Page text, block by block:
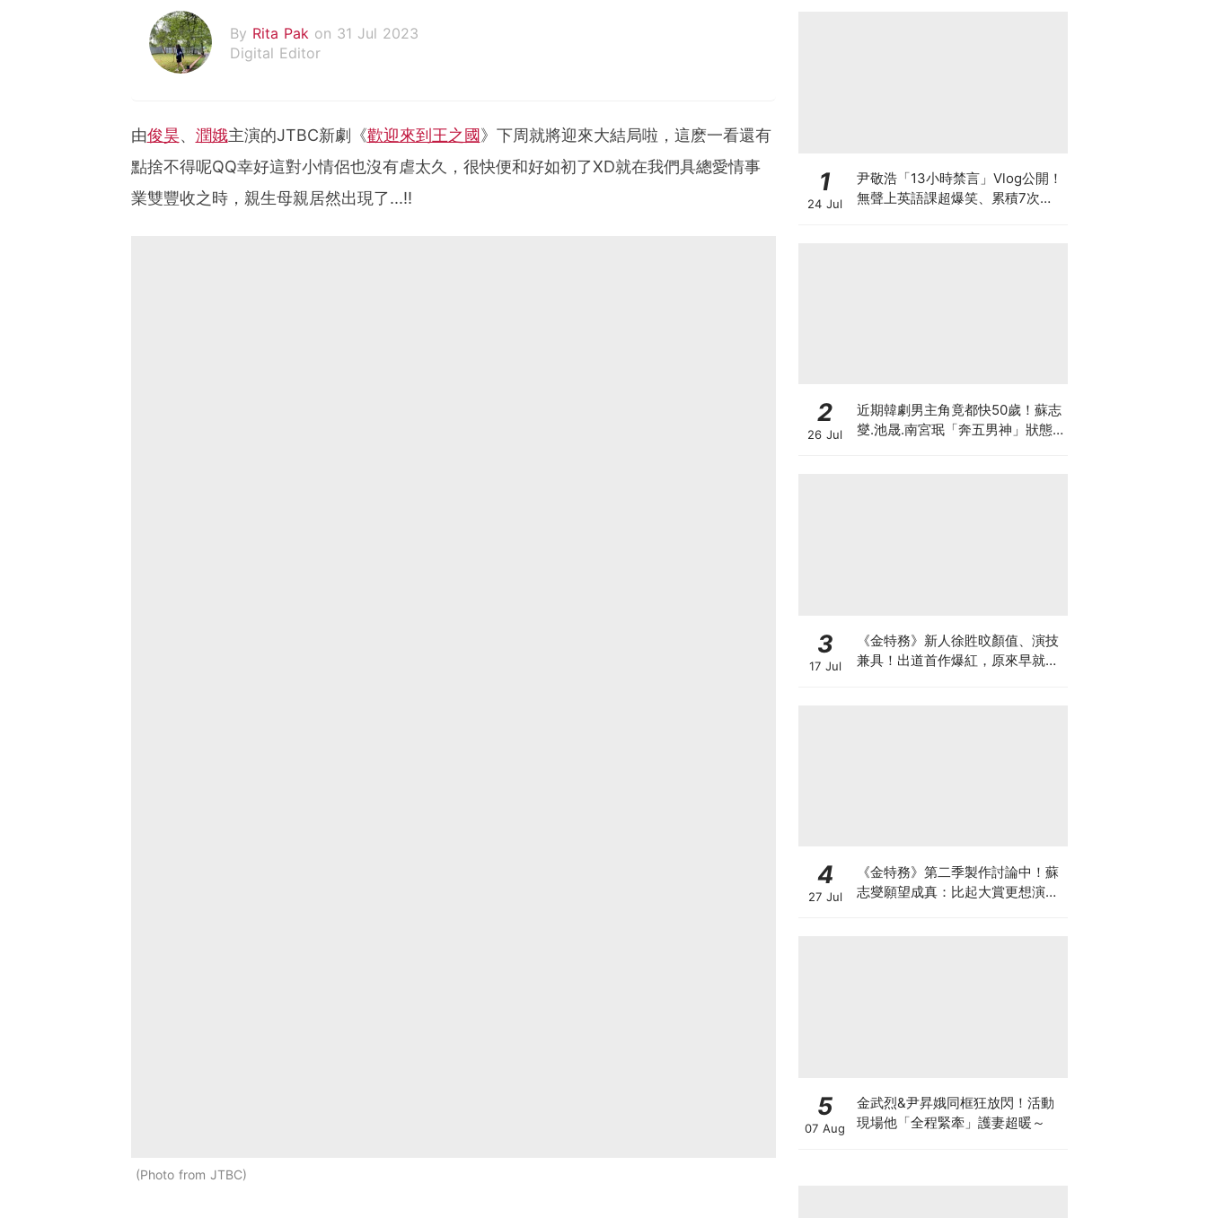
By Rita Pak on 31 Jul 2023
Digital Editor
由俊昊、 潤娥主演的JTBC新劇《歡迎來到王之國》下周就將迎來大結局啦，這麽一看還有
點捨不得呢QQ幸好這對小情侶也沒有虐太久，很快便和好如初了XD就在我們具總愛情事
業雙豐收之時，親生母親居然出現了...!!
Photo from JTBC
1
24 Jul
尹敬浩「13小時禁言」Vlog公開！
無聲上英語課超爆笑、累積7次警
2
26 Jul
近期韓劇男主角竟都快50歲！蘇志
燮.池晟.南宮珉「奔五男神」狀態
3
17 Jul
《金特務》新人徐貹旼顏值、演技
兼具！出道首作爆紅，原來早就是
4
27 Jul
《金特務》第二季製作討論中！蘇
志燮願望成真：比起大賞更想演續
5
07 Aug
金武烈&尹昇娥同框狂放閃！活動
現場他「全程緊牽」護妻超暖～